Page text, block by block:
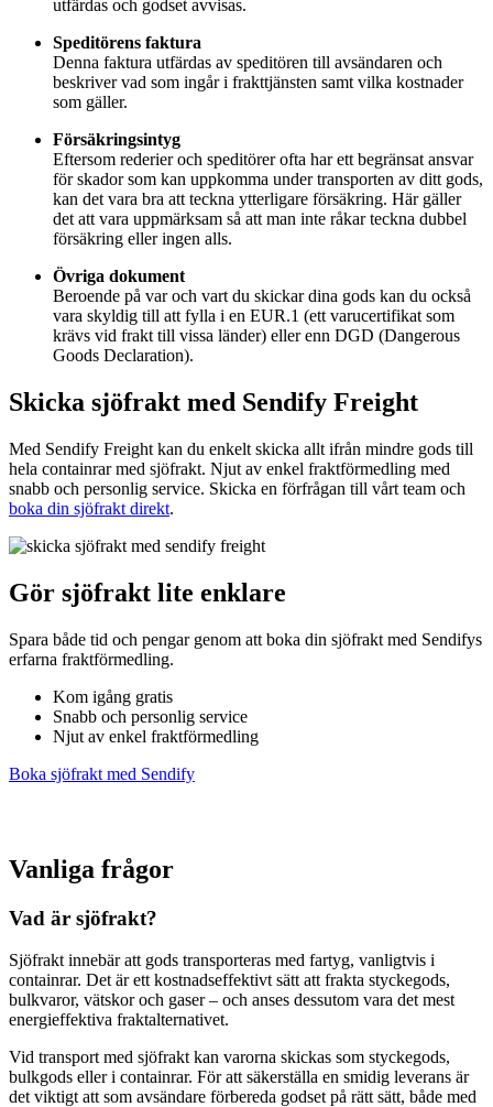
utfärdas och godset avvisas.
Speditörens faktura
Denna faktura utfärdas av speditören till avsändaren och
beskriver vad som ingår i frakttjänsten samt vilka kostnader
som gäller.
Försäkringsintyg
Eftersom rederier och speditörer ofta har ett begränsat ansvar
för skador som kan uppkomma under transporten av ditt gods,
kan det vara bra att teckna ytterligare försäkring. Här gäller
det att vara uppmärksam så att man inte råkar teckna dubbel
försäkring eller ingen alls.
Övriga dokument
Beroende på var och vart du skickar dina gods kan du också
vara skyldig till att fylla i en EUR.1 (ett varucertifikat som
krävs vid frakt till vissa länder) eller enn DGD (Dangerous
Goods Declaration).
Skicka sjöfrakt med Sendify Freight
Med Sendify Freight kan du enkelt skicka allt ifrån mindre gods till
hela containrar med sjöfrakt. Njut av enkel fraktförmedling med
snabb och personlig service. Skicka en förfrågan till vårt team och
boka din sjöfrakt direkt.
Gör sjöfrakt lite enklare
Spara både tid och pengar genom att boka din sjöfrakt med Sendifys
erfarna fraktförmedling.
Kom igång gratis
Snabb och personlig service
Njut av enkel fraktförmedling
Boka sjöfrakt med Sendify
Vanliga frågor
Vad är sjöfrakt?
Sjöfrakt innebär att gods transporteras med fartyg, vanligtvis i
containrar. Det är ett kostnadseffektivt sätt att frakta styckegods,
bulkvaror, vätskor och gaser – och anses dessutom vara det mest
energieffektiva fraktalternativet.
Vid transport med sjöfrakt kan varorna skickas som styckegods,
bulkgods eller i containrar. För att säkerställa en smidig leverans är
det viktigt att som avsändare förbereda godset på rätt sätt, både med